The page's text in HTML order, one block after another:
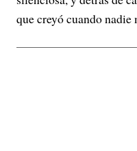
que creyó cuando nadie